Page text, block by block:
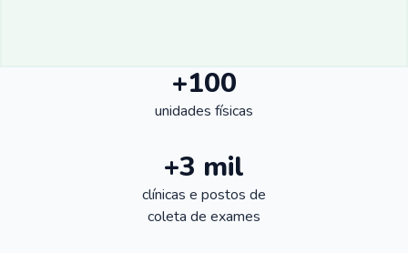
+100
unidades físicas
+3 mil
clínicas e postos de
coleta de exames